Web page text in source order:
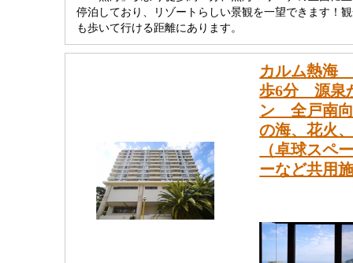
停泊しており、リゾートらしい景観を一望できます！
も歩いて行ける距離にあります。
カルム熱海
歩6分 源泉
ン 全戸南
の海、花火
（卓球スペ
ーなど共用